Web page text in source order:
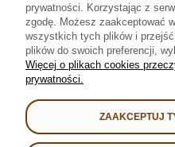
Infolinia czynna od
Od 2008 roku najlepszą herbatę •
upominkowe sprzedajemy i
prywatności. Korzystając z
zgodę. Możesz zaakceptować
wszystkich tych plików i
plików do swoich preferencji,
Więcej o plikach cookies
prywatności.
ZAAKCEPTUJ